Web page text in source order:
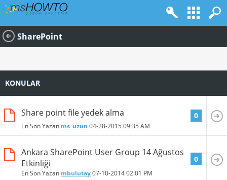
SharePoint
KONULAR
Share point file yedek alma
En Son Yazan ms_uzun 04-28-2015 09:35 AM
0
Ankara SharePoint User Group 14 Ağustos
Etkinliği
En Son Yazan mbulutay07-10-201402:01 PM
0